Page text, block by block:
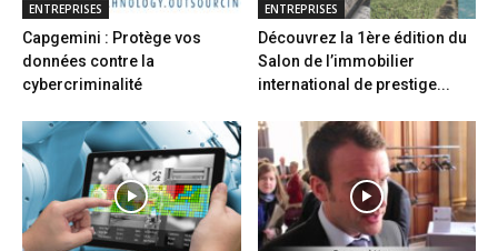
ENTREPRISES
Capgemini : Protège vos
données contre la
cybercriminalité
ENTREPRISES
Découvrez la 1ère édition du
Salon de l’immobilier
international de prestige...